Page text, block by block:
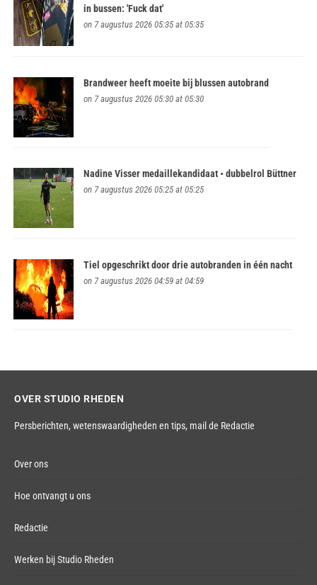
in bussen: 'Fuck dat'
on 7 augustus 2026 05:35 at 05:35
Brandweer heeft moeite bij blussen autobrand
on 7 augustus 2026 05:30 at 05:30
Nadine Visser medaillekandidaat • dubbelrol Büttner
on 7 augustus 2026 05:25 at 05:25
Tiel opgeschrikt door drie autobranden in één nacht
on 7 augustus 2026 04:59 at 04:59
OVER STUDIO RHEDEN
Persberichten, wetenswaardigheden en tips, mail de Redactie
Over ons
Hoe ontvangt u ons
Redactie
Werken bij Studio Rheden